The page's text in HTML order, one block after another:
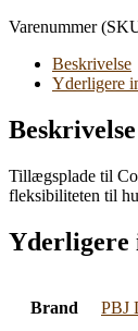
Varenummer
Beskrivelse
Yderligere
Beskrivelse
Tillægsplade til
fleksibiliteten til
Yderligere
Brand PBJ